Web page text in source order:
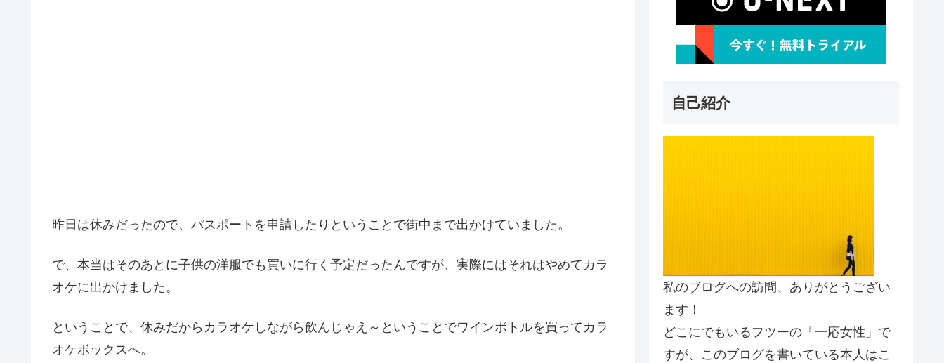
昨日は休みだったので、パスポートを申請したりということで街中まで出かけていました。
で、本当はそのあとに子供の洋服でも買いに行く予定だったんですが、実際にはそれはやめてカラ
オケに出かけました。
ということで、休みだからカラオケしながら飲んじゃえ～ということでワインボトルを買ってカラ
オケボックスへ。
自己紹介
私のブログへの訪問、ありがとうござい
ます！
どこにでもいるフツーの「一応女性」で
すが、このブログを書いている本人はこ